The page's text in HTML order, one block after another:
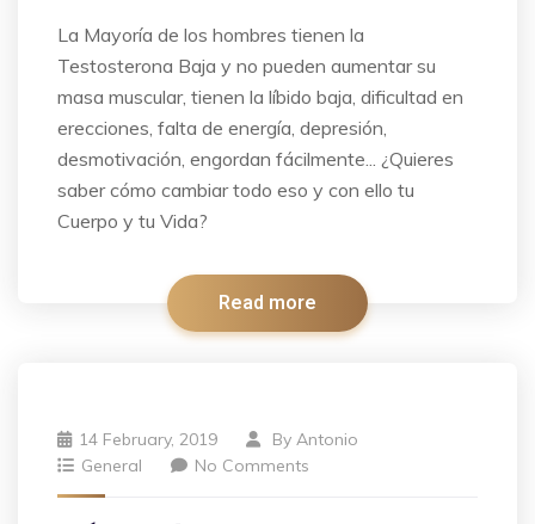
La Mayoría de los hombres tienen la
Testosterona Baja y no pueden aumentar su
masa muscular, tienen la líbido baja, dificultad en
erecciones, falta de energía, depresión,
desmotivación, engordan fácilmente... ¿Quieres
saber cómo cambiar todo eso y con ello tu
Cuerpo y tu Vida?
Read more
14 February, 2019 By Antonio
General
No Comments